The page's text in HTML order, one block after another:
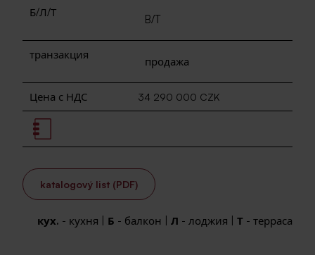
Б/Л/Т
B/T
транзакция
продажа
Цена с НДС 34 290 000 CZK
katalogový list (PDF)
кух. - кухня | Б - балкон | Л - лоджия | Т - терраса